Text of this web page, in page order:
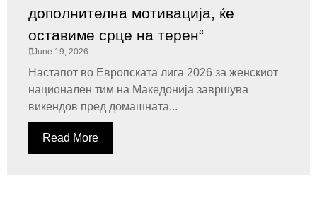
дополнителна мотивација, ќе
оставиме срце на терен“
June 19, 2026
Настапот во Европската лига 2026 за женскиот
национален тим на Македонија завршува
викендов пред домашната...
Read More